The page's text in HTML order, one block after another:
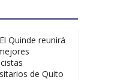
Quinde reunirá
de Quito